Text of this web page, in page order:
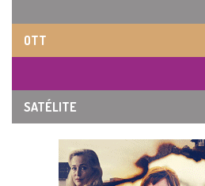
OTT
SATÉLITE